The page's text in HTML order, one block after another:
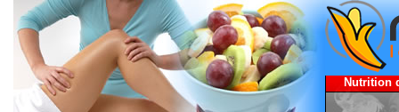
Nutrition